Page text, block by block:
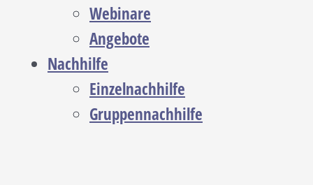
Webinare
Angebote
Nachhilfe
Einzelnachhilfe
Gruppennachhilfe